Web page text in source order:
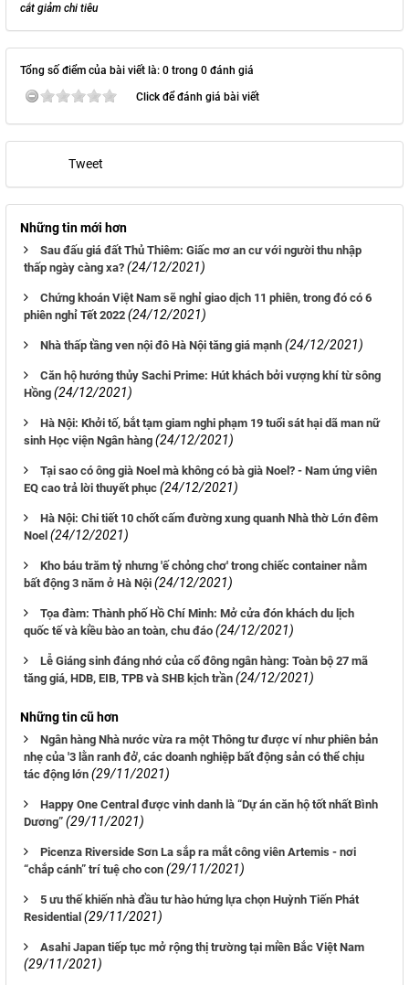
cắt giảm chi tiêu
Tổng số điểm của bài viết là: 0 trong 0 đánh giá
Click để đánh giá bài viết
Tweet
Những tin mới hơn
Sau đấu giá đất Thủ Thiêm: Giấc mơ an cư với người thu nhập
thấp ngày càng xa? (24/12/2021)
Chứng khoán Việt Nam sẽ nghỉ giao dịch 11 phiên, trong đó có 6
phiên nghỉ Tết 2022 (24/12/2021)
Nhà thấp tầng ven nội đô Hà Nội tăng giá mạnh (24/12/2021)
Căn hộ hướng thủy Sachi Prime: Hút khách bởi vượng khí từ sông
Hồng (24/12/2021)
Hà Nội: Khởi tố, bắt tạm giam nghi phạm 19 tuổi sát hại dã man nữ
sinh Học viện Ngân hàng (24/12/2021)
Tại sao có ông già Noel mà không có bà già Noel? - Nam ứng viên
EQ cao trả lời thuyết phục (24/12/2021)
Hà Nội: Chi tiết 10 chốt cấm đường xung quanh Nhà thờ Lớn đêm
Noel (24/12/2021)
Kho báu trăm tỷ nhưng 'ế chỏng chơ' trong chiếc container nằm
bất động 3 năm ở Hà Nội (24/12/2021)
Tọa đàm: Thành phố Hồ Chí Minh: Mở cửa đón khách du lịch
quốc tế và kiều bào an toàn, chu đáo (24/12/2021)
Lễ Giáng sinh đáng nhớ của cổ đông ngân hàng: Toàn bộ 27 mã
tăng giá, HDB, EIB, TPB và SHB kịch trần (24/12/2021)
Những tin cũ hơn
Ngân hàng Nhà nước vừa ra một Thông tư được ví như phiên bản
nhẹ của '3 lằn ranh đỏ', các doanh nghiệp bất động sản có thể chịu
tác động lớn (29/11/2021)
Happy One Central được vinh danh là “Dự án căn hộ tốt nhất Bình
Dương” (29/11/2021)
Picenza Riverside Sơn La sắp ra mắt công viên Artemis - nơi
“chắp cánh” trí tuệ cho con (29/11/2021)
5 ưu thế khiến nhà đầu tư hào hứng lựa chọn Huỳnh Tiến Phát
Residential (29/11/2021)
Asahi Japan tiếp tục mở rộng thị trường tại miền Bắc Việt Nam
(29/11/2021)